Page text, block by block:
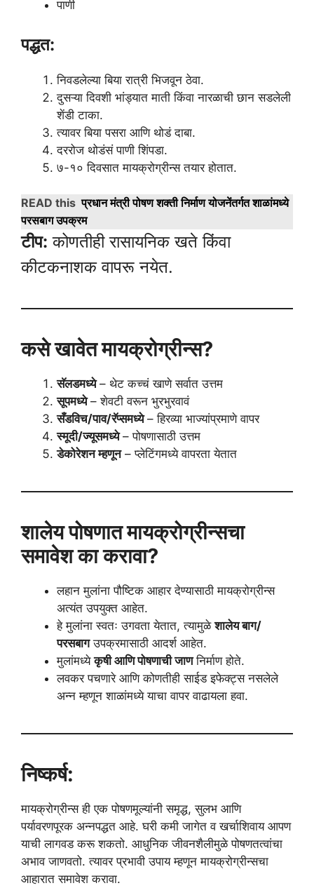
पाणी
पद्धत:
निवडलेल्या बिया रात्री भिजवून ठेवा.
दुसऱ्या दिवशी भांड्यात माती किंवा नारळाची छान सडलेली
शेंडी टाका.
त्यावर बिया पसरा आणि थोडं दाबा.
दररोज थोडंसं पाणी शिंपडा.
७-१० दिवसात मायक्रोग्रीन्स तयार होतात.
READ this प्रधान मंत्री पोषण शक्ती निर्माण योजनेंतर्गत शाळांमध्ये
परसबाग उपक्रम
टीप: कोणतीही रासायनिक खते किंवा
कीटकनाशक वापरू नयेत.
कसे खावेत मायक्रोग्रीन्स?
सॅलडमध्ये– थेट कच्चं खाणे सर्वात उत्तम
सूपमध्ये– शेवटी वरून भुरभुरवावं
सँडविच/पाव/रॅप्समध्ये– हिरव्या भाज्यांप्रमाणे वापर
स्मूदी/ज्यूसमध्ये– पोषणासाठी उत्तम
डेकोरेशन म्हणून– प्लेटिंगमध्ये वापरता येतात
शालेय पोषणात मायक्रोग्रीन्सचा
समावेश का करावा?
लहान मुलांना पौष्टिक आहार देण्यासाठी मायक्रोग्रीन्स
अत्यंत उपयुक्त आहेत.
हे मुलांना स्वतः उगवता येतात, त्यामुळेशालेय बाग/
परसबागउपक्रमासाठी आदर्श आहेत.
मुलांमध्येकृषी आणि पोषणाची जाणनिर्माण होते.
लवकर पचणारे आणि कोणतीही साईड इफेक्ट्स नसलेले
अन्न म्हणून शाळांमध्ये याचा वापर वाढायला हवा.
निष्कर्ष:
मायक्रोग्रीन्स ही एक पोषणमूल्यांनी समृद्ध, सुलभ आणि
पर्यावरणपूरक अन्नपद्धत आहे. घरी कमी जागेत व खर्चाशिवाय आपण
याची लागवड करू शकतो. आधुनिक जीवनशैलीमुळे पोषणतत्वांचा
अभाव जाणवतो. त्यावर प्रभावी उपाय म्हणून मायक्रोग्रीन्सचा
आहारात समावेश करावा.